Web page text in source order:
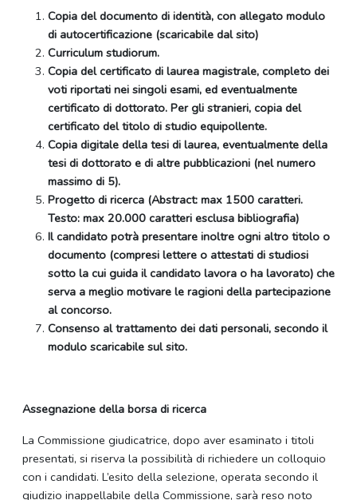
Copia del documento di identità, con allegato modulo
di autocertificazione (scaricabile dal sito)
Curriculum studiorum.
Copia del certificato di laurea magistrale, completo dei
voti riportati nei singoli esami, ed eventualmente
certificato di dottorato. Per gli stranieri, copia del
certificato del titolo di studio equipollente.
Copia digitale della tesi di laurea, eventualmente della
tesi di dottorato e di altre pubblicazioni (nel numero
massimo di 5).
Progetto di ricerca (Abstract: max 1500 caratteri.
Testo: max 20.000 caratteri esclusa bibliografia)
Il candidato potrà presentare inoltre ogni altro titolo o
documento (compresi lettere o attestati di studiosi
sotto la cui guida il candidato lavora o ha lavorato) che
serva a meglio motivare le ragioni della partecipazione
al concorso.
Consenso al trattamento dei dati personali, secondo il
modulo scaricabile sul sito.
Assegnazione della borsa di ricerca
La Commissione giudicatrice, dopo aver esaminato i titoli
presentati, si riserva la possibilità di richiedere un colloquio
con i candidati. L’esito della selezione, operata secondo il
giudizio inappellabile della Commissione, sarà reso noto